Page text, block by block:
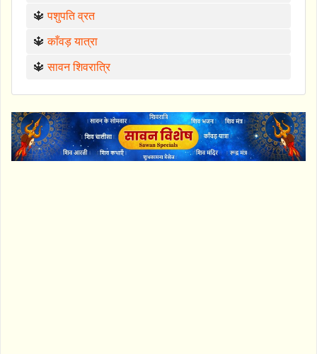
🔱पशुपति व्रत
🔱काँवड़ यात्रा
🔱सावन शिवरात्रि